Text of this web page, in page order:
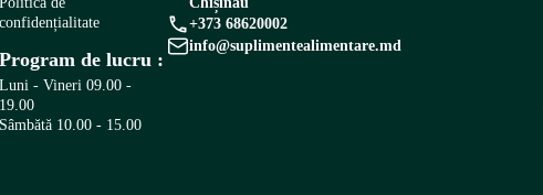
confidențialitate
Program de lucru :
Luni - Vineri 09.00 -
19.00
Sâmbătă 10.00 - 15.00
+373 68620002
info@suplimentealimentare.md